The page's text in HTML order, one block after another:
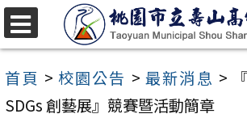
跳
至
主
要
首頁 > 校園公告 > 最新消息 >
SDGs 創藝展』競賽暨活動簡章
選
單